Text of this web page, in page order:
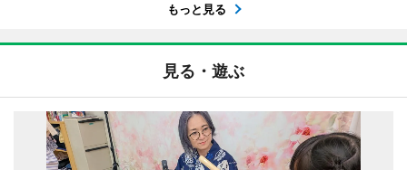
もっと見る
見る・遊ぶ